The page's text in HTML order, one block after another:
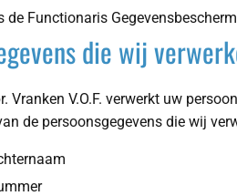
de Functionaris
die wij
Vranken V.O.F. verwerkt uw
de persoonsgegevens die wij